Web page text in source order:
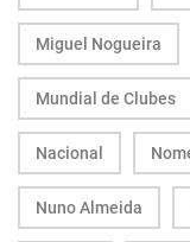
Miguel Nogueira
Mundial de Clubes
Nacional
Nuno Almeida